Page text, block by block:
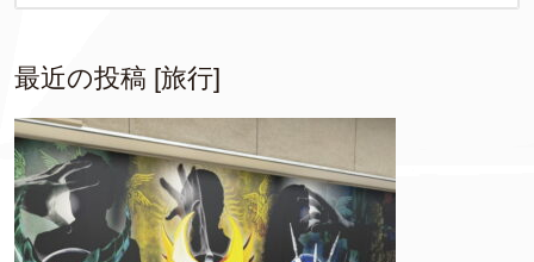
最近の投稿 [旅行]